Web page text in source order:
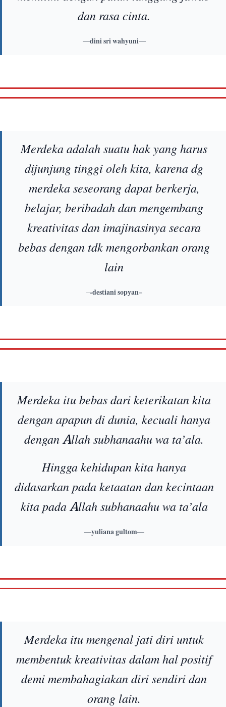
dan rasa cinta.
—dini sri wahyuni—
Merdeka adalah suatu hak yang harus
dijunjung tinggi oleh kita, karena dg
merdeka seseorang dapat berkerja,
belajar, beribadah dan mengembang
kreativitas dan imajinasinya secara
bebas dengan tdk mengorbankan orang
lain
–-destiani sopyan–
Merdeka itu bebas dari keterikatan kita
dengan apapun di dunia, kecuali hanya
dengan Allah subhanaahu wa ta’ala.
Hingga kehidupan kita hanya
didasarkan pada ketaatan dan kecintaan
kita pada Allah subhanaahu wa ta’ala
—yuliana gultom—
Merdeka itu mengenal jati diri untuk
membentuk kreativitas dalam hal positif
demi membahagiakan diri sendiri dan
orang lain.